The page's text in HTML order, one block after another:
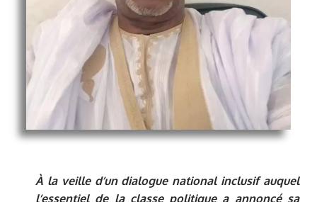
À la veille d’un dialogue national inclusif auquel
l’essentiel de la classe politique a annoncé sa